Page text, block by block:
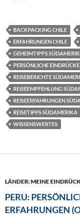
BACKPACKING CHILE
ERFAHRUNGEN CHILE
GEHEIMTIPPS
PERSÖNLICHE EINDRÜCKE
REISEBERICHTE
REISEEMPFEHLUNG
REISEERFAHRUNGEN
REISETIPPS SÜDAMERIKA
WISSENSWERTES
LÄNDER: MEINE
PERU:
ERFAHRUNGEN